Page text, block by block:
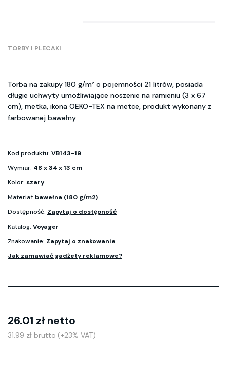
TORBY I PLECAKI
Torba na zakupy 180 g/m² o pojemności 21 litrów, posiada
długie uchwyty umożliwiające noszenie na ramieniu (3 x 67
cm), metka, ikona OEKO-TEX na metce, produkt wykonany z
farbowanej bawełny
Kod produktu: VB143-19
Wymiar: 48 x 34 x 13 cm
Kolor: szary
Materiał: bawełna (180 g/m2)
Dostępność: Zapytaj o dostępność
Katalog: Voyager
Znakowanie: Zapytaj o znakowanie
Jak zamawiać gadżety reklamowe?
26.01 zł netto
31.99 zł brutto (+23% VAT)